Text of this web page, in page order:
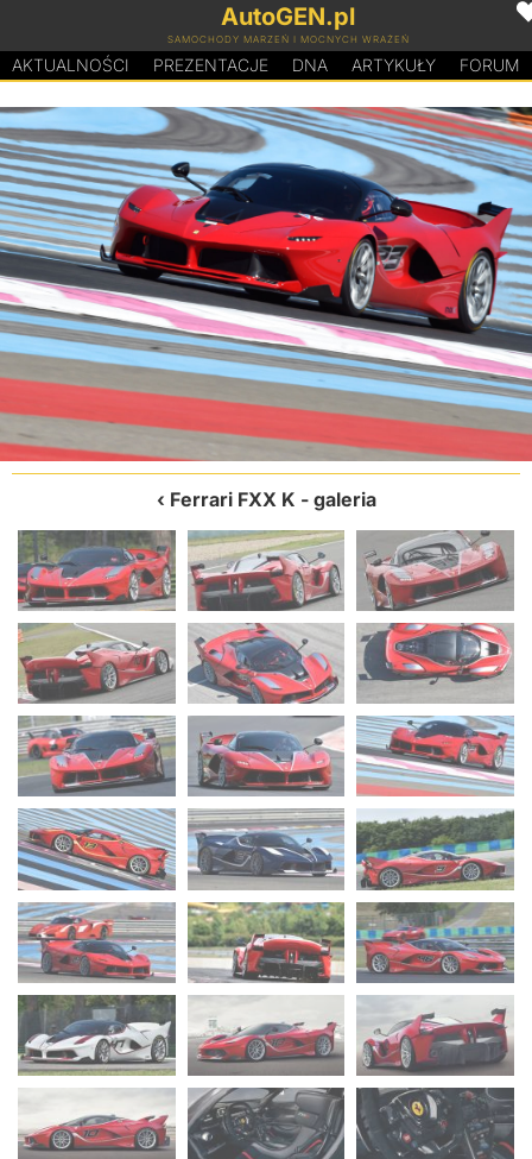
AutoGEN.pl
SAMOCHODY MARZEŃ I MOCNYCH WRAŻEŃ
AKTUALNOŚCI PREZENTACJE DNA ARTYKUŁY FORUM
Ferrari FXX K - galeria